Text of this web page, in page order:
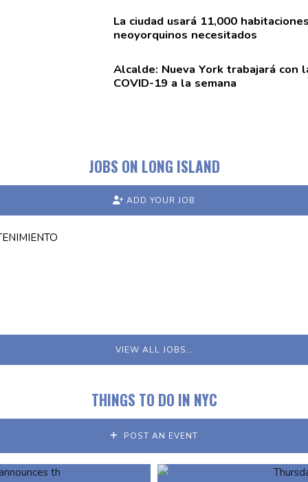
La ciudad usará 11,000
neoyorquinos necesitados
Alcalde: Nueva York trabajará con
COVID-19 a la semana
JOBS ON LONG ISLAND
ADD YOUR JOB
VIEW ALL JOBS…
THINGS TO DO IN NYC
POST AN EVENT